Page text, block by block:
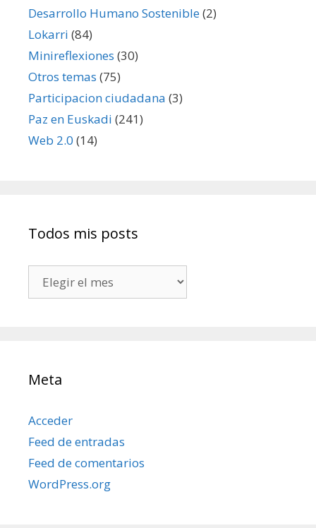
Desarrollo Humano Sostenible(2)
Lokarri (84)
Minireflexiones (30)
Otros temas (75)
Participacion ciudadana (3)
Paz en Euskadi (241)
Web 2.0 (14)
Todos mis posts
mis
Meta
Acceder
Feed de entradas
Feed de comentarios
WordPress.org